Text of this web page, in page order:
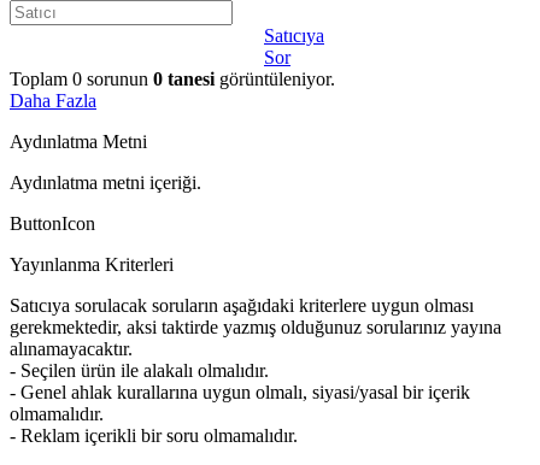
Satıcıya
Sor
Toplam 0 sorunun 0 tanesi görüntüleniyor.
Daha Fazla
Aydınlatma Metni
Aydınlatma metni içeriği.
ButtonIcon
Yayınlanma Kriterleri
Satıcıya sorulacak soruların aşağıdaki kriterlere uygun olması
gerekmektedir, aksi taktirde yazmış olduğunuz sorularınız yayına
alınamayacaktır.
- Seçilen ürün ile alakalı olmalıdır.
- Genel ahlak kurallarına uygun olmalı, siyasi/yasal bir içerik
olmamalıdır.
- Reklam içerikli bir soru olmamalıdır.